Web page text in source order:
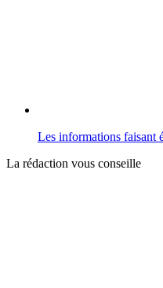
Les informations faisant
La rédaction vous conseille